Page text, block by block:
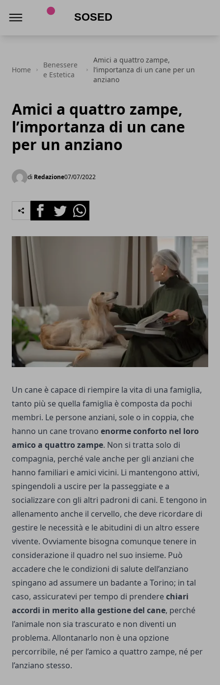
Home
Benessere
e Estetica
Amici a quattro zampe,
l’importanza di un cane per un
anziano
Amici a quattro zampe,
l’importanza di un cane
per un anziano
di Redazione07/07/2022
FacebookTwitterWhatsapp
Un cane è capace di riempire la vita di una famiglia,
tanto più se quella famiglia è composta da pochi
membri. Le persone anziani, sole o in coppia, che
hanno un cane trovano enorme conforto nel loro
amico a quattro zampe. Non si tratta solo di
compagnia, perché vale anche per gli anziani che
hanno familiari e amici vicini. Li mantengono attivi,
spingendoli a uscire per la passeggiate e a
socializzare con gli altri padroni di cani. E tengono in
allenamento anche il cervello, che deve ricordare di
gestire le necessità e le abitudini di un altro essere
vivente. Ovviamente bisogna comunque tenere in
considerazione il quadro nel suo insieme. Può
accadere che le condizioni di salute dell’anziano
spingano ad assumere un badante a Torino; in tal
caso, assicuratevi per tempo di prenderechiari
accordi in merito alla gestione del cane, perché
l’animale non sia trascurato e non diventi un
problema. Allontanarlo non è una opzione
percorribile, né per l’amico a quattro zampe, né per
l’anziano stesso.